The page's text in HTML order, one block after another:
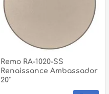
Remo RA-1020-SS
Renaissance Ambassador
20"